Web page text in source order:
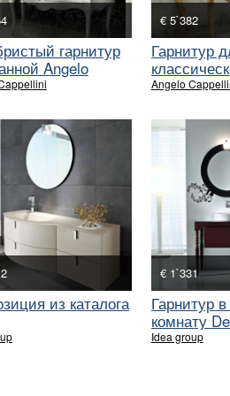
гарнитур
Angelo
€ 5`382
Гарнитур
Angelo
из каталога
€ 1`331
Гарнитур
комнату
Idea group